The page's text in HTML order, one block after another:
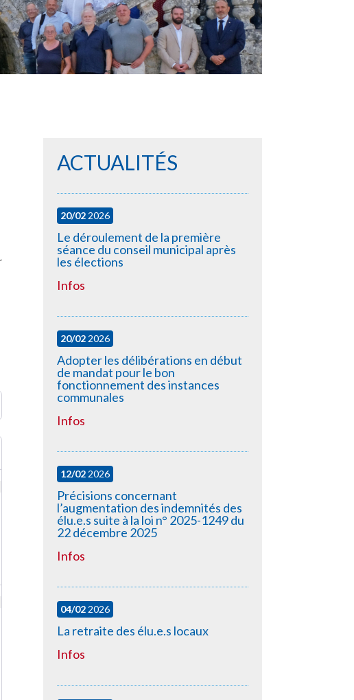
ACTUALITÉS
20/022026
Le déroulement de la première
séance du conseil municipal après
les élections
Infos
20/022026
Adopter les délibérations en début
de mandat pour le bon
fonctionnement des instances
communales
Infos
12/022026
Précisions concernant
l’augmentation des indemnités des
élu.e.s suite à la loi n° 2025-1249 du
22 décembre 2025
Infos
04/022026
La retraite des élu.e.s locaux
Infos